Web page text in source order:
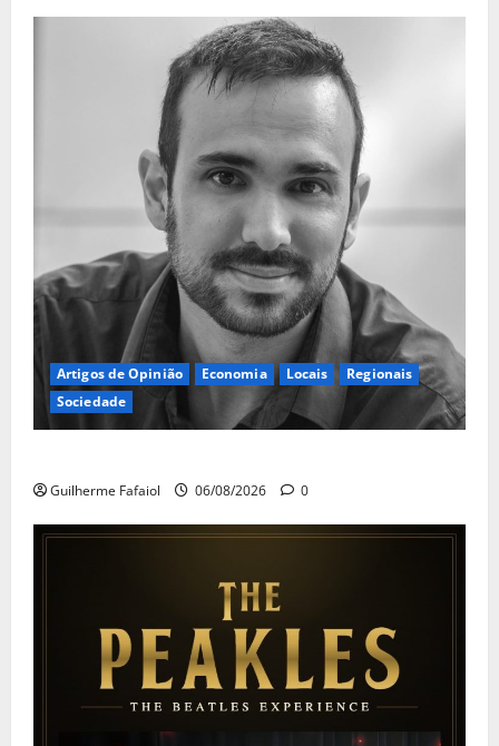
Artigos de Opinião Economia Locais
Regionais
Sociedade
Guilherme Fafaiol 06/08/2026 0